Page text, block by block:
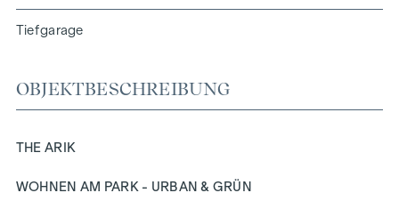
Tiefgarage
OBJEKTBESCHREIBUNG
THE ARIK
WOHNEN AM PARK - URBAN & GRÜN